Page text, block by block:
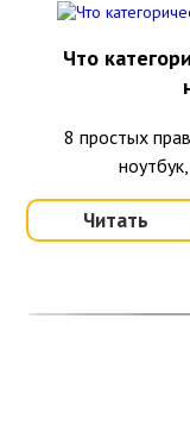
Что
8 простых
Читать